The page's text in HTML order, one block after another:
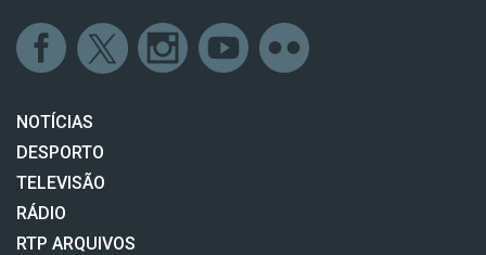
NOTÍCIAS
DESPORTO
TELEVISÃO
RÁDIO
RTP ARQUIVOS